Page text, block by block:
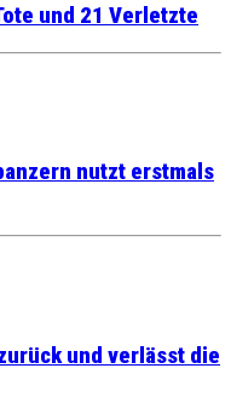
und 21 Verletzte
nutzt erstmals
und verlässt die